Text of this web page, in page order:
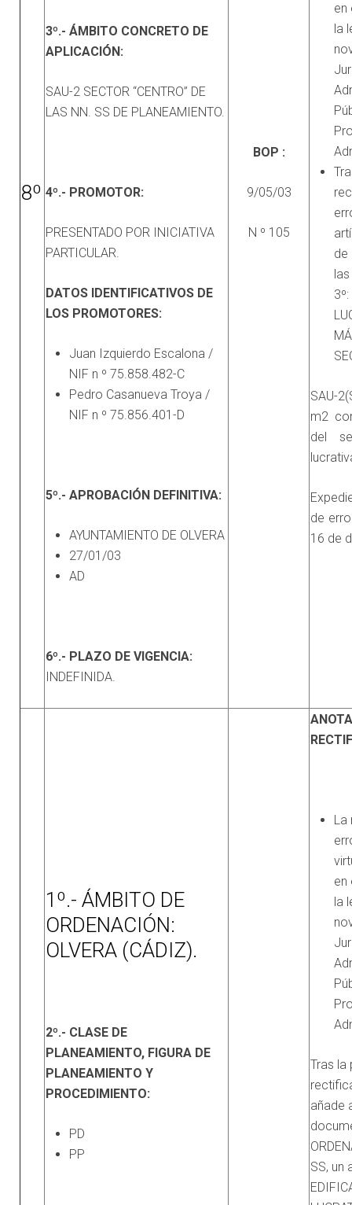
8º
3º.- ÁMBITO CONCRETO DE
APLICACIÓN:
SAU-2 SECTOR “CENTRO” DE
LAS NN. SS DE PLANEAMIENTO.
4º.- PROMOTOR:
PRESENTADO POR INICIATIVA
PARTICULAR.
DATOS IDENTIFICATIVOS DE
LOS PROMOTORES:
Juan Izquierdo Escalona /
NIF n º 75.858.482-C
Pedro Casanueva Troya /
NIF n º 75.856.401-D
5º.- APROBACIÓN DEFINITIVA:
AYUNTAMIENTO DE OLVERA
27/01/03
AD
6º.- PLAZO DE VIGENCIA:
INDEFINIDA.
BOP :
9/05/03
N º 105
en
la
de
SAU-
m2
del
de
16 de
1º.- ÁMBITO DE
ORDENACIÓN:
OLVERA (CÁDIZ).
2º.- CLASE DE
PLANEAMIENTO, FIGURA DE
PLANEAMIENTO Y
PROCEDIMIENTO:
PD
PP
La
en
la
Tras la
añade
SS, un